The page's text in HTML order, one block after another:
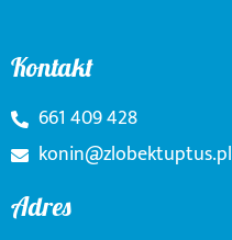
Kontakt
661 409 428
konin@zlobektuptus.pl
Adres